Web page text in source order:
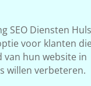
SEO Diensten
voor klanten
van hun website in
willen verbeteren.